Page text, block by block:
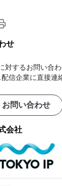
せ
対するお問い合わ
信企業に直接連
お問い合わせ
会社